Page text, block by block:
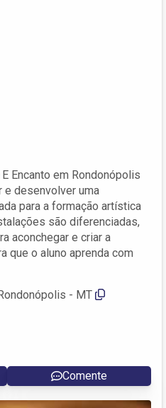
Encanto em Rondonópolis
desenvolver uma
para a formação artística
são diferenciadas,
aconchegar e criar a
que o aluno aprenda com
- MT
Comente